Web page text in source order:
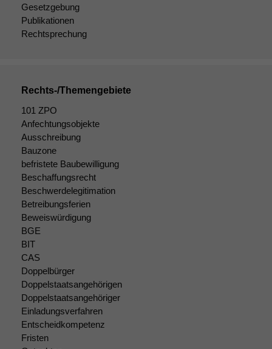
Gesetzgebung
Publikationen
Rechtsprechung
Rechts-/Themengebiete
101 ZPO
Anfechtungsobjekte
Ausschreibung
Bauzone
befristete Baubewilligung
Beschaffungsrecht
Beschwerdelegitimation
Betreibungsferien
Beweiswürdigung
BGE
BIT
CAS
Doppelbürger
Doppelstaatsangehörigen
Doppelstaatsangehöriger
Einladungsverfahren
Entscheidkompetenz
Fristen